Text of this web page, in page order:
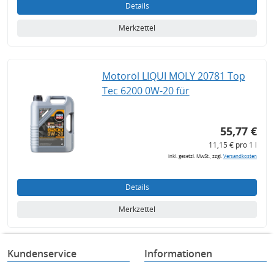
Details
Merkzettel
Motoröl LIQUI MOLY 20781 Top
Tec 6200 0W-20 für
55,77 €
11,15 € pro 1 l
inkl. gesetzl. MwSt., zzgl.Versandkosten
Details
Merkzettel
Kundenservice Informationen